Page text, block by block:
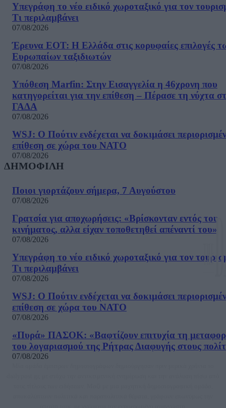
Υπεγράφη το νέο ειδικό χωροταξικό για τον
Τι περιλαμβάνει
07/08/2026
Έρευνα ΕΟΤ: Η Ελλάδα στις κορυφαίες επιλογές
Ευρωπαίων ταξιδιωτών
07/08/2026
Υπόθεση Marfin: Στην Εισαγγελία η 46χρονη που
κατηγορείται για την επίθεση – Πέρασε τη νύχτα
ΓΑΔΑ
07/08/2026
WSJ: Ο Πούτιν ενδέχεται να δοκιμάσει
επίθεση σε χώρα του ΝΑΤΟ
07/08/2026
ΔΗΜΟΦΙΛΗ
Ποιοι γιορτάζουν σήμερα, 7 Αυγούστου
07/08/2026
Γρατσία για αποχωρήσεις: «Bρίσκονταν εντός του
κινήματος, αλλα είχαν τοποθετηθεί απέναντί του»
07/08/2026
Υπεγράφη το νέο ειδικό χωροταξικό για τον
Τι περιλαμβάνει
07/08/2026
WSJ: Ο Πούτιν ενδέχεται να δοκιμάσει
επίθεση σε χώρα του ΝΑΤΟ
07/08/2026
«Πυρά» ΠΑΣΟΚ: «Βαφτίζουν επιτυχία τη
του λογαριασμού της Ρήτρας Διαφυγής στους
07/08/2026